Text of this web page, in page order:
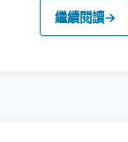
繼續閱讀→